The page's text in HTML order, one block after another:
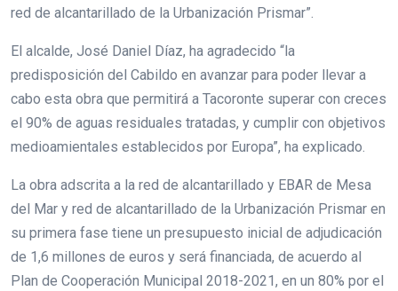
red de alcantarillado de la Urbanización Prismar”.
El alcalde, José Daniel Díaz, ha agradecido “la
predisposición del Cabildo en avanzar para poder llevar a
cabo esta obra que permitirá a Tacoronte superar con creces
el 90% de aguas residuales tratadas, y cumplir con objetivos
medioamientales establecidos por Europa”, ha explicado.
La obra adscrita a la red de alcantarillado y EBAR de Mesa
del Mar y red de alcantarillado de la Urbanización Prismar en
su primera fase tiene un presupuesto inicial de adjudicación
de 1,6 millones de euros y será financiada, de acuerdo al
Plan de Cooperación Municipal 2018-2021, en un 80% por el